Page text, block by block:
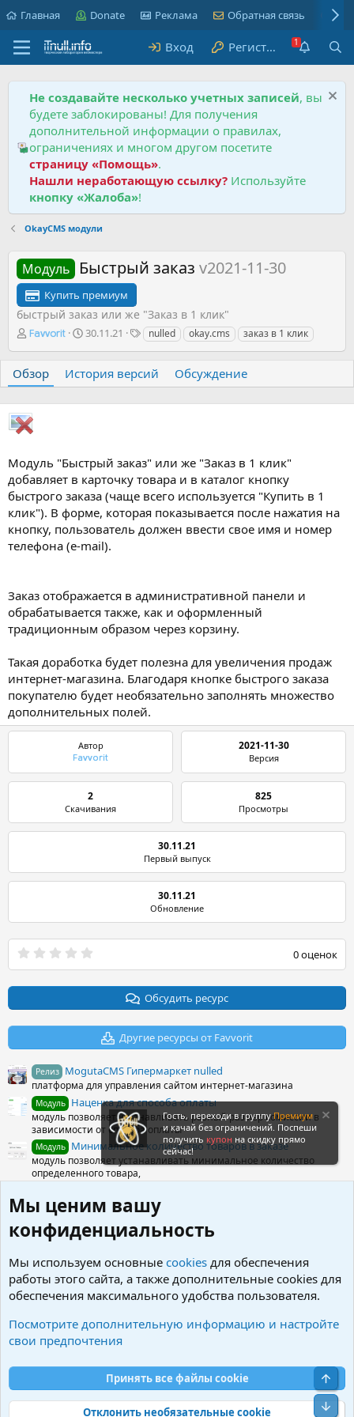
Главная Donate Реклама Обратная связь
Вход Регистрация
Не создавайте несколько учетных записей, вы
будете заблокированы! Для получения
дополнительной информации о правилах,
ограничениях и многом другом посетите
страницу «Помощь».
Нашли неработающую ссылку? Используйте
кнопку «Жалоба»!
OkayCMS модули
Модуль Быстрый заказv2021-11-30
Купить премиум
быстрый заказ или же "Заказ в 1 клик"
А
о
р
Favvorit
Д
а
с
о
н
и
30.11.21
Т
и
nulled okay.cms заказ в 1 клик
Обзор История версий Обсуждение
Модуль "Быстрый заказ" или же "Заказ в 1 клик"
добавляет в карточку товара и в каталог кнопку
быстрого заказа (чаще всего используется "Купить в 1
клик"). В форме, которая показывается после нажатия на
кнопку, пользователь должен ввести свое имя и номер
телефона (e-mail).
Заказ отображается в административной панели и
обрабатывается также, как и оформленный
традиционным образом через корзину.
Такая доработка будет полезна для увеличения продаж
интернет-магазина. Благодаря кнопке быстрого заказа
покупателю будет необязательно заполнять множество
дополнительных полей.
Автор
Favvorit
2021-11-30
Версия
2
Скачивания
825
Просмотры
30.11.21
Первый выпуск
30.11.21
Обновление
0
0
в
з
0 оценок
Обсудить ресурс
Другие ресурсы от Favvorit
Релиз MogutaCMS Гипермаркет nulled
платформа для управления сайтом интернет-магазина
Модуль Наценка для способа оплаты
модуль позволяет устанавливать разный размер комиссии в
зависимости от способа оплаты
Модуль Минимальное количество товаров в заказе
модуль позволяет устанавливать минимальное количество
определенного товара,
данный модуль интеграции с send sulse позволит настроить
автоматическое добавление email-адресов
Модуль Вывод цены товара в нескольких валютах
в разных валютах.
Поделиться ресурсом
ВконтактеОдноклассники
FacebookX (Twitter)
LinkedIn
RedditPinterestTumblrWhatsAppСсылка
Гость, переходи в группуПремиум
и качай без ограничений. Поспеши
получить купон на скидку прямо
сейчас!
Мы ценим вашу
конфиденциальность
Мы используем основные cookies для обеспечения
работы этого сайта, а также дополнительные cookies для
обеспечения максимального удобства пользователя.
Посмотрите дополнительную информацию и настройте
свои предпочтения
Принять все файлы cookie
Отклонить необязательные cookie